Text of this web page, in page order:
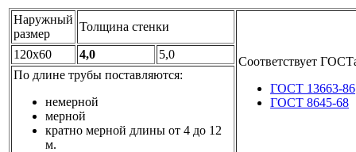
Наружный
размер
Толщина стенки
Соответствует
ГОСТ 13663-86
ГОСТ 8645-68
120x60 4,0
5,0
По длине трубы поставляются:
немерной
мерной
кратно мерной длины от 4 до 12
м.